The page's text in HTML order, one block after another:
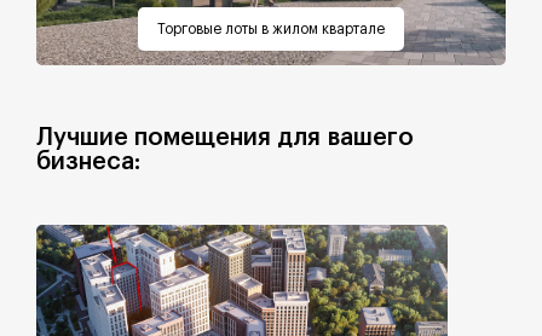
Торговые лоты в жилом квартале
Лучшие помещения для вашего
бизнеса: